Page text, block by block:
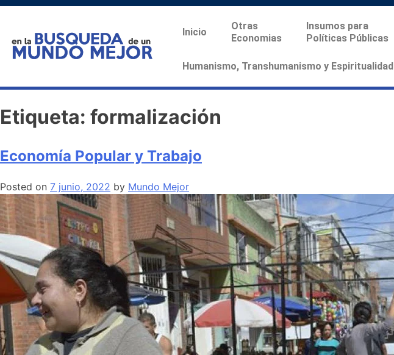
Inicio
Otras
Economias
Insumos para
Políticas Públicas
Humanismo, Transhumanismo y Espiritualidad
Etiqueta: formalización
Economía Popular y Trabajo
Posted on 7 junio, 2022 by Mundo Mejor